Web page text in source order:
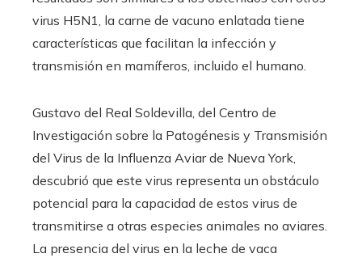
virus H5N1, la carne de vacuno enlatada tiene
características que facilitan la infección y
transmisión en mamíferos, incluido el humano.
Gustavo del Real Soldevilla, del Centro de
Investigación sobre la Patogénesis y Transmisión
del Virus de la Influenza Aviar de Nueva York,
descubrió que este virus representa un obstáculo
potencial para la capacidad de estos virus de
transmitirse a otras especies animales no aviares.
La presencia del virus en la leche de vaca